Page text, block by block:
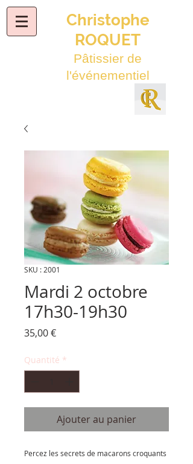
Christophe
ROQUET
Pâtissier de
l'événementiel
SKU : 2001
Mardi 2 octobre
17h30-19h30
35,00 €Prix
Quantité *
Ajouter au panier
Percez les secrets de macarons croquants